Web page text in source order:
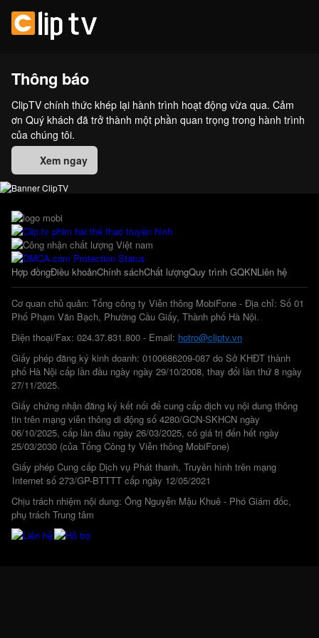
Thông báo
ClipTV chính thức khép lại hành trình hoạt động vừa qua. Cảm
ơn Quý khách đã trở thành một phần quan trọng trong hành trình
của chúng tôi.
Xem ngay
Hợp đồngĐiều khoảnChính sáchChất lượngQuy trình GQKNLiên hệ
Cơ quan chủ quản: Tổng công ty Viễn thông MobiFone - Địa chỉ: Số 01
Phố Phạm Văn Bạch, Phường Cầu Giấy, Thành phố Hà Nội.
Điện thoại/Fax: 024.37.831.800 - Email: hotro@cliptv.vn
Giấy phép đăng ký kinh doanh: 0100686209-087 do Sở KHĐT thành
phố Hà Nội cấp lần đầu ngày ngày 29/10/2008, thay đổi lần thứ 8 ngày
27/11/2025.
Giấy chứng nhận đăng ký kết nối để cung cấp dịch vụ nội dung thông
tin trên mạng viễn thông di động số 4280/GCN-SKHCN ngày
06/10/2025, cấp lần đầu ngày 26/03/2025, có giá trị đến hết ngày
25/03/2030 (của Tổng Công ty Viễn thông MobiFone)
Giấy phép Cung cấp Dịch vụ Phát thanh, Truyền hình trên mạng
Internet số 273/GP-BTTTT cấp ngày 12/05/2021
Chịu trách nhiệm nội dung: Ông Nguyễn Mậu Khuê - Phó Giám đốc,
phụ trách Trung tâm